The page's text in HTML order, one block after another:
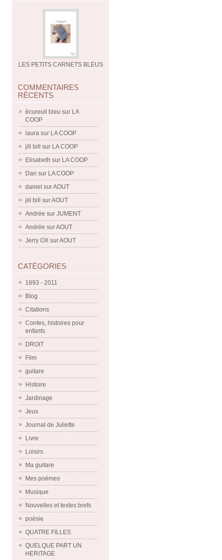
LES PETITS CARNETS BLEUS
COMMENTAIRES
RÉCENTS
écureuil bleu sur LA
COOP
laura sur LA COOP
jill bill
sur LA COOP
Elisabeth sur LA COOP
Dan sur LA COOP
daniel surAOUT
jill bill
surAOUT
Andrée sur JUMENT
Andrée surAOUT
Jerry OX surAOUT
CATÉGORIES
1893 - 2011
Blog
Citations
Contes, histoires pour
enfants
DROIT
Film
guitare
Histoire
Jardinage
Jeux
Journal de Juliette
Livre
Loisirs
Ma guitare
Mes poèmes
Musique
Nouvelles et textes brefs
poésie
QUATRE FILLES
QUELQUE PART UN
HERITAGE